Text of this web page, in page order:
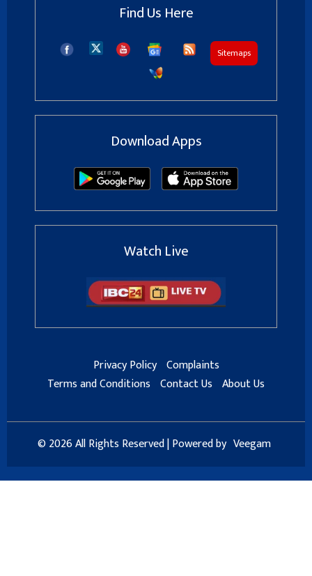
Find Us Here
Sitemaps
Download Apps
Watch Live
Privacy Policy Complaints
Terms and Conditions Contact Us About Us
© 2026 All Rights Reserved | Powered by Veegam